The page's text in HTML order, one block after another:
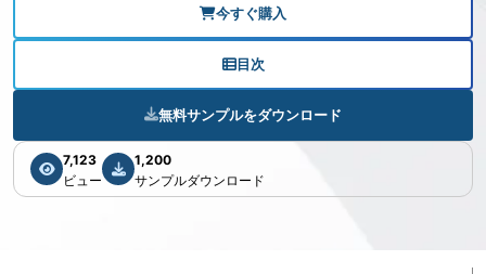
今すぐ購入
目次
無料サンプルをダウンロード
7,123
ビュー
1,200
サンプルダウンロード